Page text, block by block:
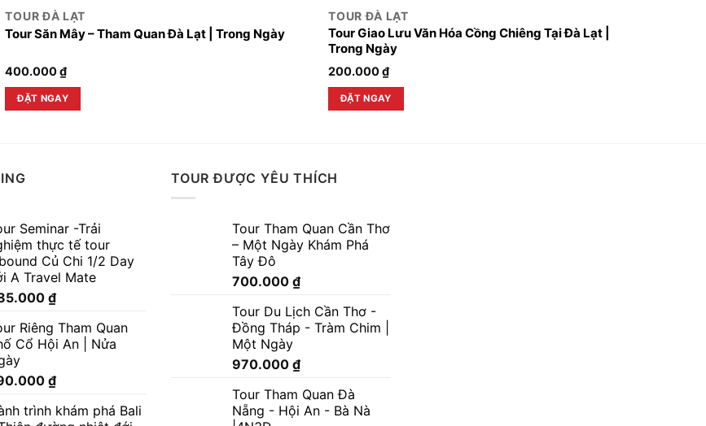
TOUR ĐÀ LẠT
Tour Săn Mây – Tham Quan Đà Lạt | Trong Ngày
400.000₫
ĐẶT NGAY
TOUR ĐÀ LẠT
Tour Giao Lưu Văn Hóa Cồng Chiêng Tại Đà Lạt |
Trong Ngày
200.000₫
ĐẶT NGAY
Seminar -Trải
thực tế tour
Củ Chi 1/2 Day
A Travel Mate
₫
Riêng Tham Quan
Cổ Hội An | Nửa
₫
trình khám phá Bali
TOUR ĐƯỢC YÊU THÍCH
Tour Tham Quan Cần Thơ
– Một Ngày Khám Phá
Tây Đô
700.000 ₫
Tour Du Lịch Cần Thơ -
Đồng Tháp - Tràm Chim |
Một Ngày
970.000 ₫
Tour Tham Quan Đà
Nẵng - Hội An - Bà Nà